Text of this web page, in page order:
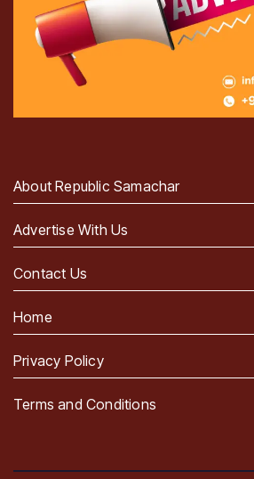
About Republic Samachar
Advertise With Us
Contact Us
Home
Privacy Policy
Terms and Conditions